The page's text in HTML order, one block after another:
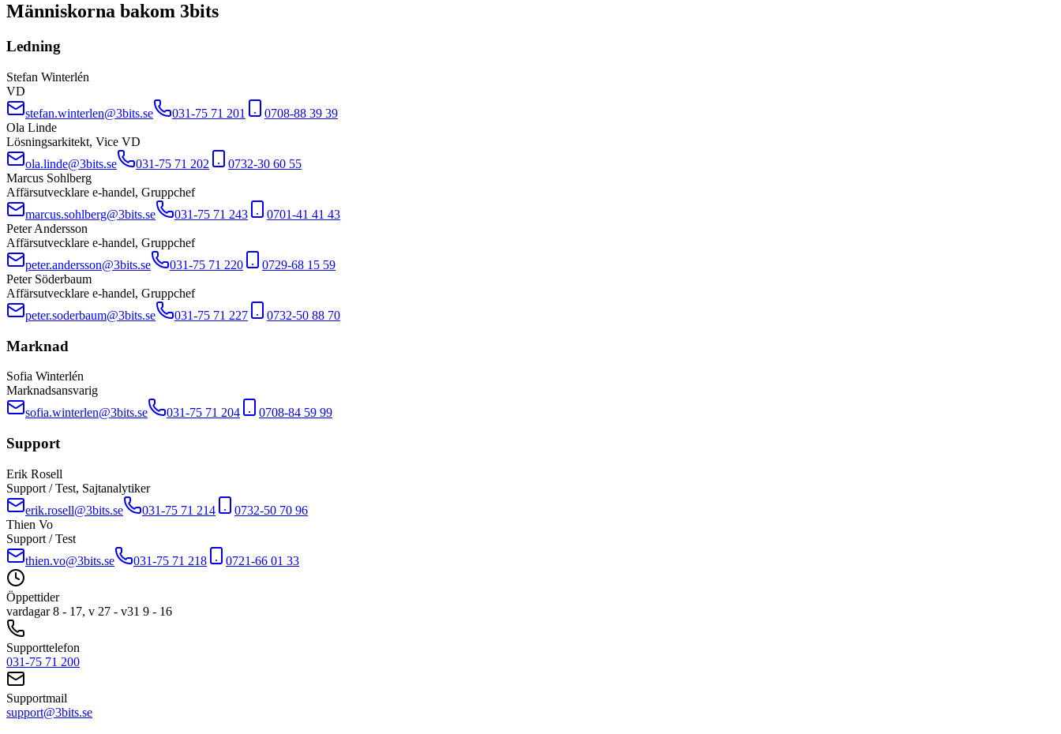
Människorna bakom 3bits
Ledning
Stefan Winterlén
VD
stefan.winterlen@3bits.se
031-75 71 201
0708-88 39 39
Ola Linde
Lösningsarkitekt, Vice VD
ola.linde@3bits.se
031-75 71 202
0732-30 60 55
Marcus Sohlberg
Affärsutvecklare e-handel, Gruppchef
marcus.sohlberg@3bits.se
031-75 71 243
0701-41 41 43
Peter Andersson
Affärsutvecklare e-handel, Gruppchef
peter.andersson@3bits.se
031-75 71 220
0729-68 15 59
Peter Söderbaum
Affärsutvecklare e-handel, Gruppchef
peter.soderbaum@3bits.se
031-75 71 227 0732-50 88 70
Marknad
Sofia Winterlén
Marknadsansvarig
sofia.winterlen@3bits.se
031-75 71 204 0708-84 59 99
Support
Erik Rosell
Support / Test, Sajtanalytiker
erik.rosell@3bits.se
031-75 71 214
0732-50 70 96
Thien Vo
Support / Test
thien.vo@3bits.se
031-75 71 218 0721-66 01 33
Öppettider
vardagar 8 - 17, v 27 - v31 9 - 16
Supporttelefon
031-75 71 200
Supportmail
support@3bits.se